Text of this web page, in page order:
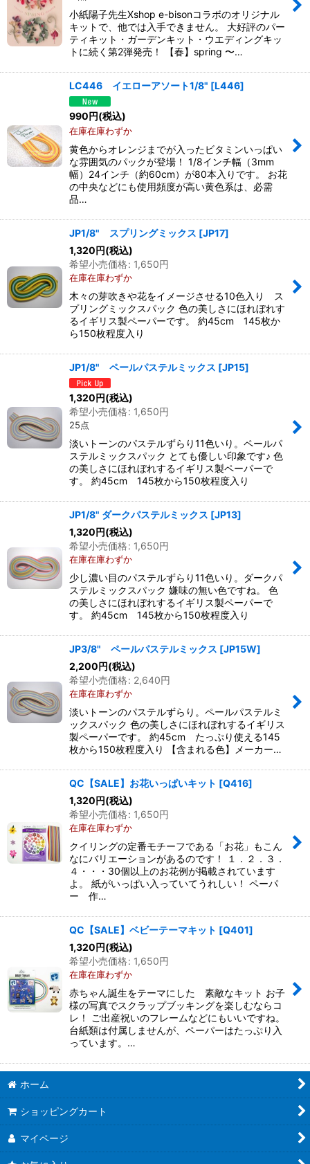
小紙陽子先生Xshop e-bisonコラボのオリジナル
キットで、他では入手できません。 大好評のパー
ティキット・ガーデンキット・ウエディングキッ
トに続く第2弾発売！ 【春】spring 〜…
LC446 イエローアソート1/8" [L446]
990円(税込)
在庫在庫わずか
黄色からオレンジまでが入ったビタミンいっぱい
な雰囲気のパックが登場！ 1/8インチ幅（3mm
幅）24インチ（約60cm）が80本入りです。 お花
の中央などにも使用頻度が高い黄色系は、必需
品…
JP1/8" スプリングミックス [JP17]
1,320円(税込)
希望小売価格: 1,650円
在庫在庫わずか
木々の芽吹きや花をイメージさせる10色入り ス
プリングミックスパック 色の美しさにほれぼれす
るイギリス製ペーパーです。 約45cm 145枚か
ら150枚程度入り
JP1/8" ペールパステルミックス [JP15]
1,320円(税込)
希望小売価格: 1,650円
25点
淡いトーンのパステルずらり11色いり。ペールパ
ステルミックスパック とても優しい印象です♪ 色
の美しさにほれぼれするイギリス製ペーパーで
す。 約45cm 145枚から150枚程度入り
JP1/8" ダークパステルミックス [JP13]
1,320円(税込)
希望小売価格: 1,650円
在庫在庫わずか
少し濃い目のパステルずらり11色いり。ダークパ
ステルミックスパック 嫌味の無い色ですね。 色
の美しさにほれぼれするイギリス製ペーパーで
す。 約45cm 145枚から150枚程度入り
JP3/8" ペールパステルミックス [JP15W]
2,200円(税込)
希望小売価格: 2,640円
在庫在庫わずか
淡いトーンのパステルずらり。ペールパステルミ
ックスパック 色の美しさにほれぼれするイギリス
製ペーパーです。 約45cm たっぷり使える145
枚から150枚程度入り 【含まれる色】メーカー…
QC【SALE】お花いっぱいキット [Q416]
1,320円(税込)
希望小売価格: 1,650円
在庫在庫わずか
クイリングの定番モチーフである「お花」もこん
なにバリエーションがあるのです！ １．２．３．
４・・・30個以上のお花例が掲載されています
よ。 紙がいっぱい入っていてうれしい！ ペーパ
ー 作…
QC【SALE】ベビーテーマキット [Q401]
1,320円(税込)
希望小売価格: 1,650円
在庫在庫わずか
赤ちゃん誕生をテーマにした 素敵なキット お子
様の写真でスクラップブッキングを楽しむならコ
レ！ ご出産祝いのフレームなどにもいいですね。
台紙類は付属しませんが、ペーパーはたっぷり入
っています。…
ホーム
ショッピングカート
マイページ